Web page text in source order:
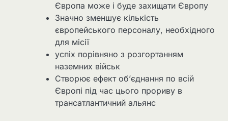
Європа може і буде захищати Європу
Значно зменшує кількість
європейського персоналу, необхідного
для місії
успіх порівняно з розгортанням
наземних військ
Створює ефект об’єднання по всій
Європі під час цього прориву в
трансатлантичний альянс